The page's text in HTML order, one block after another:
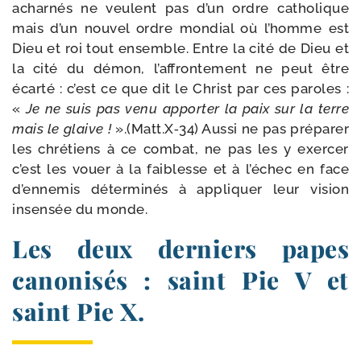
achar­nés ne veulent pas d’un ordre catho­lique
mais d’un nou­vel ordre mon­dial où l’homme est
Dieu et roi tout ensemble. Entre la cité de Dieu et
la cité du démon, l’af­fron­te­ment ne peut être
écar­té : c’est ce que dit le Christ par ces paroles :
« Je ne suis pas venu appor­ter la paix sur la terre
mais le glaive !».(Matt.X‑34) Aussi ne pas pré­pa­rer
les chré­tiens à ce com­bat, ne pas les y exer­cer
c’est les vouer à la fai­blesse et à l’é­chec en face
d’en­ne­mis déter­mi­nés à appli­quer leur vision
insen­sée du monde.
Les deux derniers papes
canonisés : saint Pie V et
saint Pie X.